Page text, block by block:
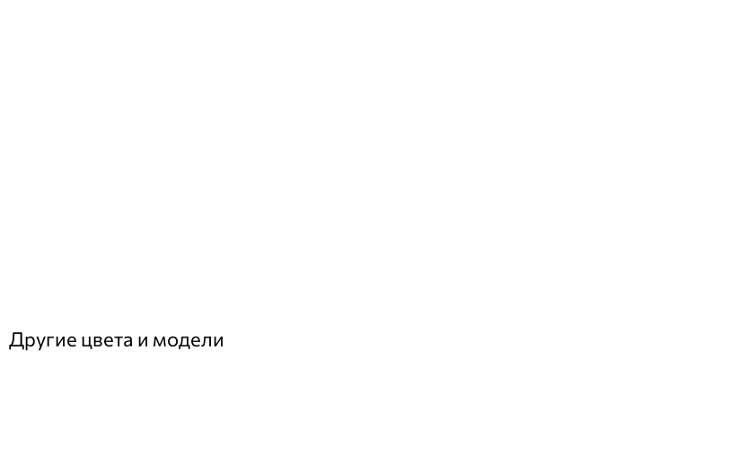
Другие цвета и модели